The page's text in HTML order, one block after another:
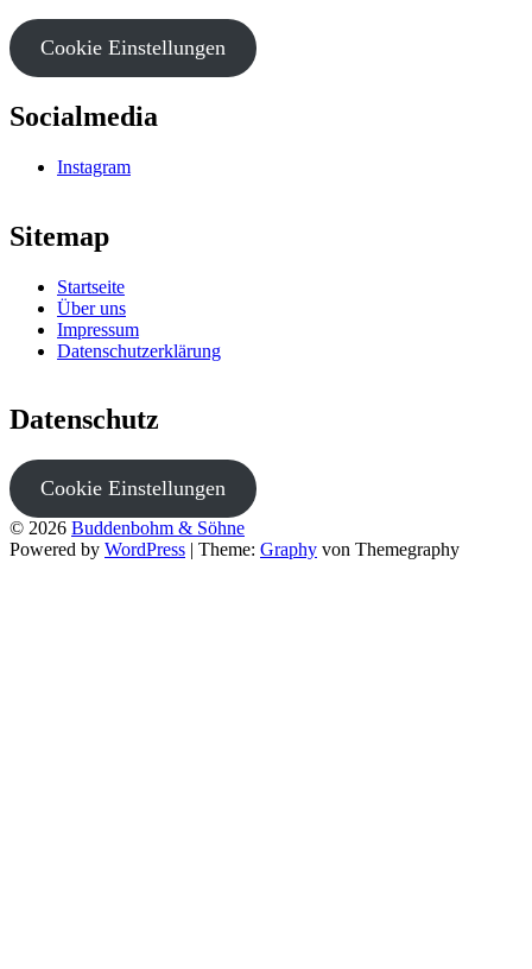
Cookie Einstellungen
Socialmedia
Instagram
Sitemap
Startseite
Über uns
Impressum
Datenschutzerklärung
Datenschutz
Cookie Einstellungen
© 2026 Buddenbohm & Söhne
Powered by WordPress | Theme: Graphy von Themegraphy